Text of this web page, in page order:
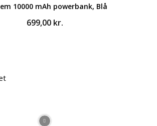
10000 mAh powerbank, Blå
699,00 kr.